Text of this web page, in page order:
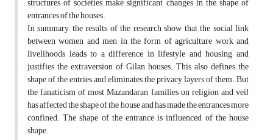
entrances of the houses.
In summary, the results of the research show that the social link
between women and men in the form of agriculture work and
livelihoods leads to a difference in lifestyle and housing and
justifies the extraversion of Gilan houses. This also defines the
shape of the entries and eliminates the privacy layers of them. But
the fanaticism of most Mazandaran families on religion and veil
has affected the shape of the house and has made the entrances more
confined. The shape of the entrance is influenced of the house
shape.